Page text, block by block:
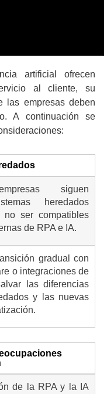
artificial ofrecen
al cliente, su
las empresas deben
A continuación se
siguen
heredados
ser compatibles
de RPA e IA.
gradual con
o integraciones de
las diferencias
y las nuevas
de la RPA y la IA